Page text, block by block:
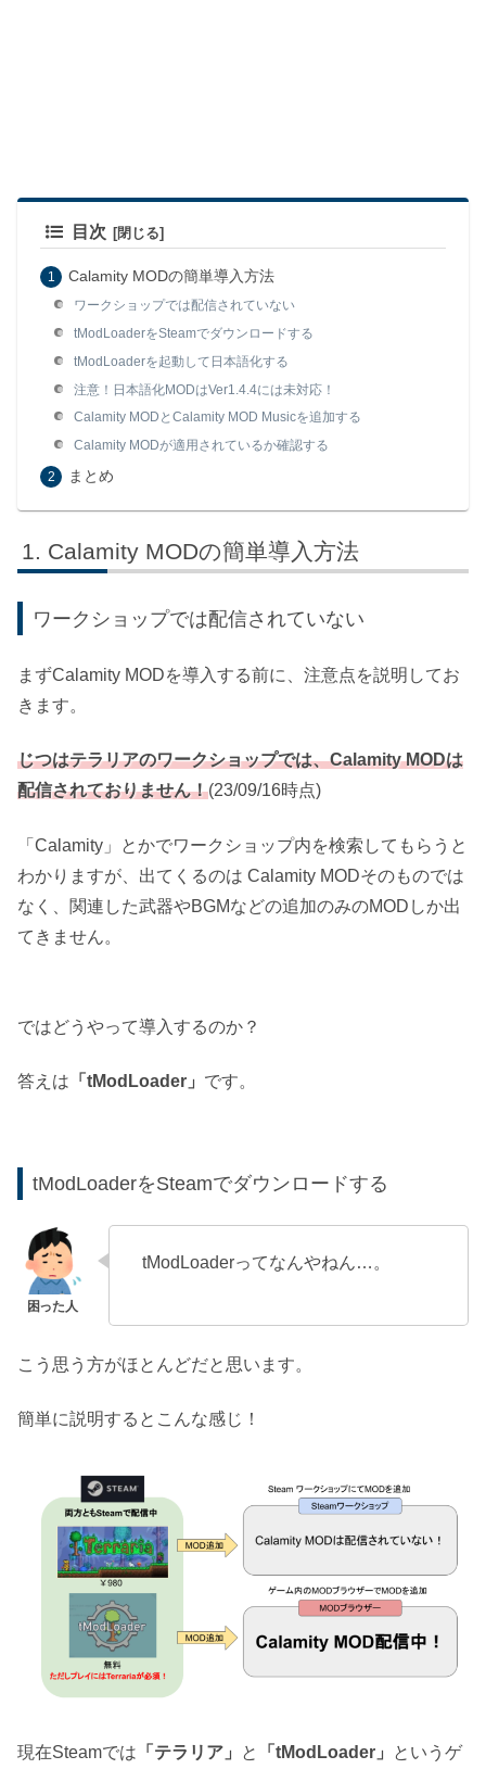
目次
Calamity MODの簡単導入方法
ワークショップでは配信されていない
tModLoaderをSteamでダウンロードする
tModLoaderを起動して日本語化する
注意！日本語化MODはVer1.4.4には未対応！
Calamity MODとCalamity MOD Musicを追加する
Calamity MODが適用されているか確認する
まとめ
Calamity MODの簡単導入方法
ワークショップでは配信されていない
まずCalamity MODを導入する前に、注意点を説明してお
きます。
じつはテラリアのワークショップでは、Calamity MODは
配信されておりません！(23/09/16時点)
「Calamity」とかでワークショップ内を検索してもらうと
わかりますが、出てくるのは Calamity MODそのものでは
なく、関連した武器やBGMなどの追加のみのMODしか出
てきません。
ではどうやって導入するのか？
答えは 「tModLoader」 です。
tModLoaderをSteamでダウンロードする
tModLoaderってなんやねん…。
こう思う方がほとんどだと思います。
簡単に説明するとこんな感じ！
現在Steamでは 「テラリア」 と 「tModLoader」 というゲ